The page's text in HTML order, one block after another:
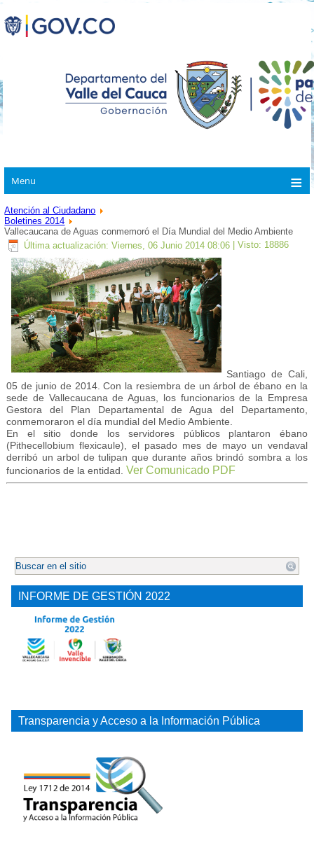
Menu
Atención al Ciudadano
Boletines 2014
Vallecaucana de Aguas conmemoró el Día Mundial del Medio Ambiente
Última actualización: Viernes, 06 Junio 2014 08:06 | Visto: 18886
Santiago de Cali,
05 de junio de 2014. Con la resiembra de un árbol de ébano en la
sede de Vallecaucana de Aguas, los funcionarios de la Empresa
Gestora del Plan Departamental de Agua del Departamento,
conmemoraron el día mundial del Medio Ambiente.
En el sitio donde los servidores públicos plantaron ébano
(Pithecellobium flexicaule), el pasado mes de mayo un vendaval
derribó un arbol de tulipan que durante años brindó sombra a los
funcionarios de la entidad.Ver Comunicado PDF
.
INFORME DE GESTIÓN 2022
Transparencia y Acceso a la Información Pública